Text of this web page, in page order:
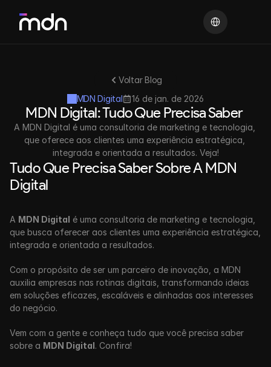
MDN Digital 16 de jan. de 2026
MDN Digital: Tudo Que Precisa Saber
A MDN Digital é uma consultoria de marketing e tecnologia,
que oferece aos clientes uma experiência estratégica,
integrada e orientada a resultados. Veja!
Tudo Que Precisa Saber Sobre A MDN
Digital
A MDN Digital é uma consultoria de marketing e tecnologia,
que busca oferecer aos clientes uma experiência estratégica,
integrada e orientada a resultados.
Com o propósito de ser um parceiro de inovação, a MDN
auxilia empresas nas rotinas digitais, transformando ideias
em soluções eficazes, escaláveis e alinhadas aos interesses
do negócio.
Vem com a gente e conheça tudo que você precisa saber
sobre a MDN Digital. Confira!
Voltar Blog